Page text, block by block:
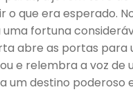
que era esperado.
fortuna
abre as portas para
e relembra a voz de
um destino poderoso